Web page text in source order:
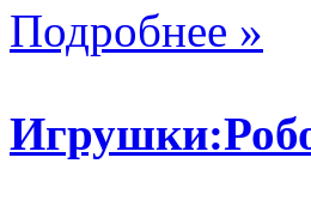
Подробнее »